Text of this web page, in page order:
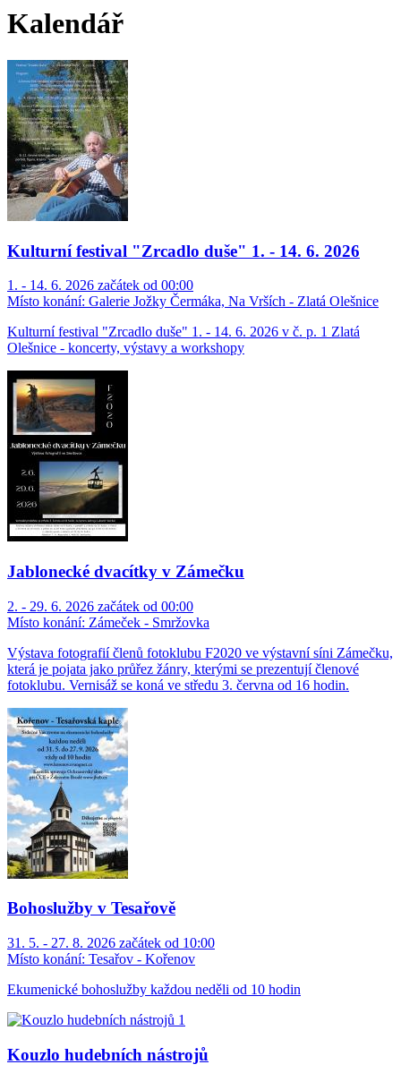
Kalendář
Kulturní festival "Zrcadlo duše" 1. - 14. 6. 2026
1. - 14. 6. 2026 začátek od 00:00
Místo konání: Galerie Jožky Čermáka, Na Vrších - Zlatá Olešnice
Kulturní festival "Zrcadlo duše" 1. - 14. 6. 2026 v č. p. 1 Zlatá
Olešnice - koncerty, výstavy a workshopy
Jablonecké dvacítky v Zámečku
2. - 29. 6. 2026 začátek od 00:00
Místo konání: Zámeček - Smržovka
Výstava fotografií členů fotoklubu F2020 ve výstavní síni Zámečku,
která je pojata jako průřez žánry, kterými se prezentují členové
fotoklubu. Vernisáž se koná ve středu 3. června od 16 hodin.
Bohoslužby v Tesařově
31. 5. - 27. 8. 2026 začátek od 10:00
Místo konání: Tesařov - Kořenov
Ekumenické bohoslužby každou neděli od 10 hodin
Kouzlo hudebních nástrojů